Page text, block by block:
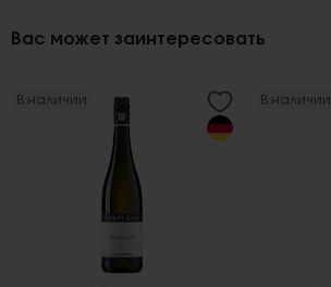
Вас может заинтересовать
В наличии В наличии